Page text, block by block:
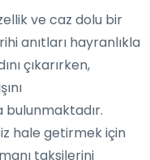
ve caz dolu bir
anıtları hayranlıkla
çıkarırken,
hale getirmek için
taksilerini